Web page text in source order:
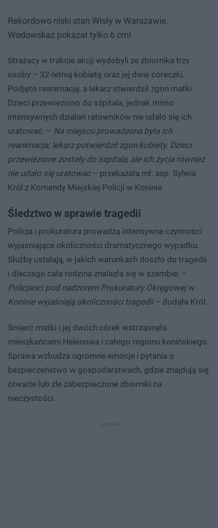
Rekordowo niski stan Wisły w Warszawie.
Wodowskaz pokazał tylko 6 cm!
Strażacy w trakcie akcji wydobyli ze zbiornika trzy
osoby – 32-letnią kobietę oraz jej dwie córeczki.
Podjęto reanimację, a lekarz stwierdził zgon matki.
Dzieci przewieziono do szpitala, jednak mimo
intensywnych działań ratowników nie udało się ich
uratować. – Na miejscu prowadzona była ich
reanimacja; lekarz potwierdził zgon kobiety. Dzieci
przewiezione zostały do szpitala, ale ich życia również
nie udało się uratować– przekazała mł. asp. Sylwia
Król z Komendy Miejskiej Policji w Koninie.
Śledztwo w sprawie tragedii
Policja i prokuratura prowadzą intensywne czynności
wyjaśniające okoliczności dramatycznego wypadku.
Służby ustalają, w jakich warunkach doszło do tragedii
i dlaczego cała rodzina znalazła się w szambie. –
Policjanci pod nadzorem Prokuratury Okręgowej w
Koninie wyjaśniają okoliczności tragedii– dodała Król.
Śmierć matki i jej dwóch córek wstrząsnęła
mieszkańcami Helenowa i całego regionu konińskiego.
Sprawa wzbudza ogromne emocje i pytania o
bezpieczeństwo w gospodarstwach, gdzie znajdują się
otwarte lub źle zabezpieczone zbiorniki na
nieczystości.